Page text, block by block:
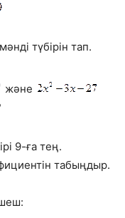
түбірін тап.
және
9-ға тең.
табыңдыр.